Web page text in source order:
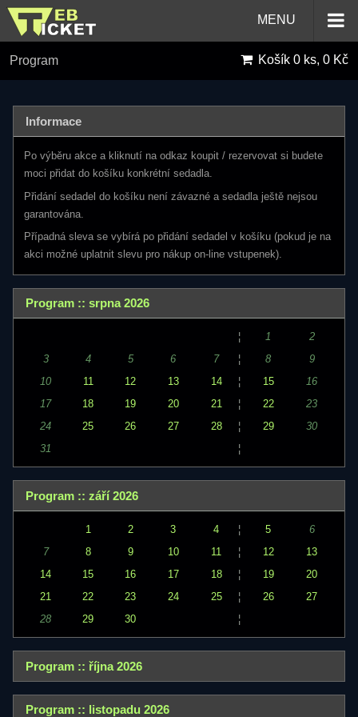
MENU
Program Košík 0 ks, 0 Kč
Informace
Po výběru akce a kliknutí na odkaz koupit / rezervovat si budete
moci přidat do košíku konkrétní sedadla.
Přidání sedadel do košíku není závazné a sedadla ještě nejsou
garantována.
Případná sleva se vybírá po přidání sedadel v košíku (pokud je na
akci možné uplatnit slevu pro nákup on-line vstupenek).
Program :: srpna 2026
¦ 1
2
3
4 5 6 7 ¦ 8
9
10
11 12 13 14 ¦ 15
16
17
18 19 20 21 ¦ 22
23
24
25 26 27 28 ¦ 29
30
31
¦
Program :: září 2026
1 2 3 4 ¦ 5
6
7
8 9 10 11 ¦ 12
13
14
15 16 17 18 ¦ 19
20
21
22 23 24 25 ¦ 26
27
28
29 30 ¦
Program :: října 2026
Program :: listopadu 2026